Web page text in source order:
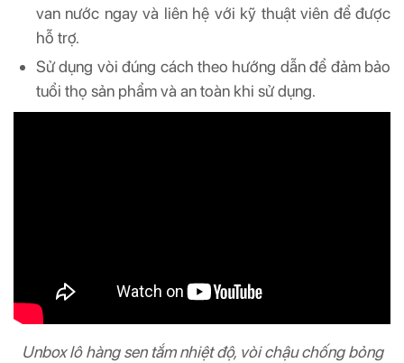
van nước ngay và liên hệ với kỹ thuật viên để được
hỗ trợ.
Sử dụng vòi đúng cách theo hướng dẫn để đảm bảo
tuổi thọ sản phẩm và an toàn khi sử dụng.
Unbox lô hàng sen tắm nhiệt độ, vòi chậu chống bỏng